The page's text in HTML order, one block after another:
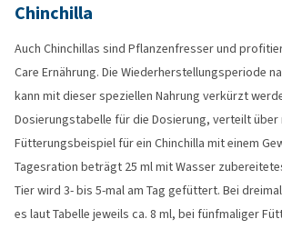
Chinchilla
Auch Chinchillas sind Pflanzenfresser und
Care Ernährung. Die Wiederherstellungsperiode
kann mit dieser speziellen Nahrung verkürzt
Dosierungstabelle für die Dosierung, verteilt über
Fütterungsbeispiel für ein Chinchilla mit einem
Tagesration beträgt 25 ml mit Wasser
Tier wird 3- bis 5-mal am Tag gefüttert. Bei
es laut Tabelle jeweils ca. 8 ml, bei fünfmaliger